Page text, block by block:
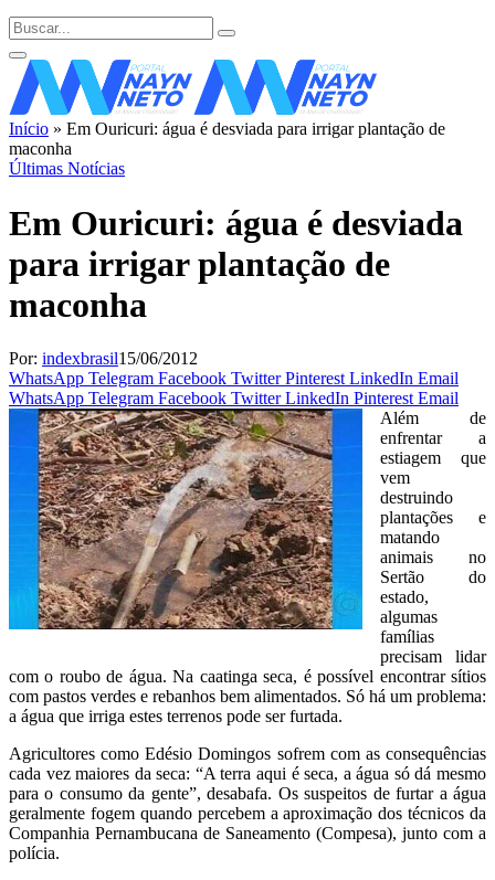
Início » Em Ouricuri: água é desviada para irrigar plantação de
maconha
Últimas Notícias
Em Ouricuri: água é desviada
para irrigar plantação de
maconha
Por: indexbrasil15/06/2012
WhatsApp Telegram Facebook Twitter Pinterest LinkedIn Email
WhatsApp Telegram Facebook Twitter LinkedIn Pinterest Email
Além de
enfrentar a
estiagem que
vem
destruindo
plantações e
matando
animais no
Sertão do
estado,
algumas
famílias
precisam lidar
com o roubo de água. Na caatinga seca, é possível encontrar sítios
com pastos verdes e rebanhos bem alimentados. Só há um problema:
a água que irriga estes terrenos pode ser furtada.
Agricultores como Edésio Domingos sofrem com as consequências
cada vez maiores da seca: “A terra aqui é seca, a água só dá mesmo
para o consumo da gente”, desabafa. Os suspeitos de furtar a água
geralmente fogem quando percebem a aproximação dos técnicos da
Companhia Pernambucana de Saneamento (Compesa), junto com a
polícia.